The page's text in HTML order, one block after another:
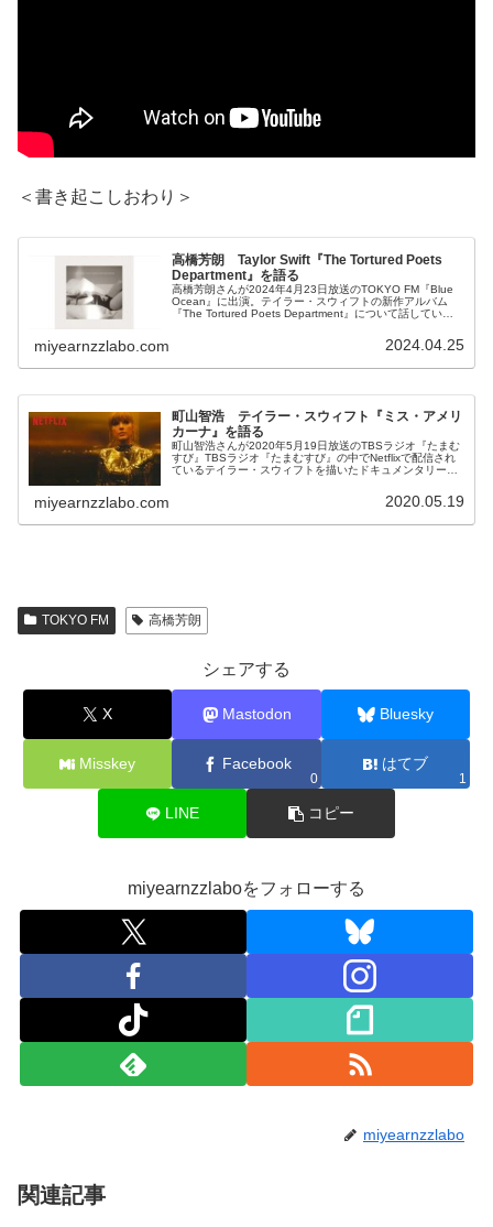
＜書き起こしおわり＞
高橋芳朗 Taylor Swift『The Tortured Poets
Department』を語る
高橋芳朗さんが2024年4月23日放送のTOKYO FM『Blue
Ocean』に出演。テイラー・スウィフトの新作アルバム
『The Tortured Poets Department』について話していま
miyearnzzlabo.com 2024.04.25
町山智浩 テイラー・スウィフト『ミス・アメリ
カーナ』を語る
町山智浩さんが2020年5月19日放送のTBSラジオ『たまむ
すび』TBSラジオ『たまむすび』の中でNetflixで配信され
ているテイラー・スウィフトを描いたドキュメンタリー
miyearnzzlabo.com 2020.05.19
TOKYO FM 高橋芳朗
シェアする
X Mastodon Bluesky
Misskey Facebook
0
はてブ
1
LINE コピー
miyearnzzlaboをフォローする
miyearnzzlabo
関連記事